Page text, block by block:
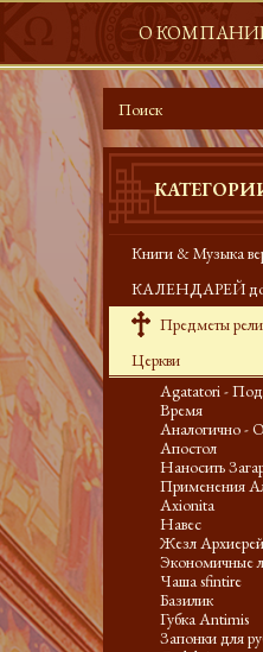
О
Книги & Музыка
КАЛЕНДАРЕЙ до
Предметы
Церкви
Agatatori -
Время
Аналогично -
Апостол
Наносить
Применения
Axionita
Навес
Жезл
Экономичные
Чаша sfintire
Базилик
Губка Antimis
Запонки для